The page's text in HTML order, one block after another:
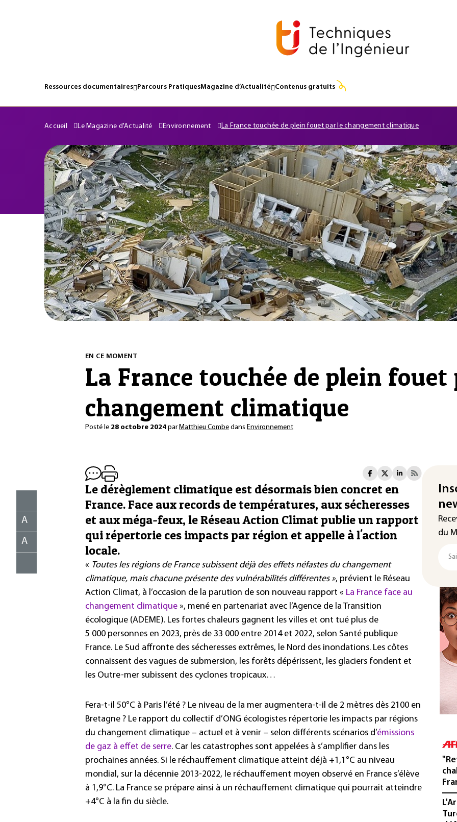
Ressources documentaires Parcours PratiquesMagazine d’Actualité Contenus gratuits
Accueil Le Magazine d'Actualité Environnement La France touchée de plein fouet par le changement climatique
EN CE MOMENT
La France touchée de plein fouet
changement climatique
Posté le 28 octobre 2024 par Matthieu Combe dans Environnement
A
A
Le dérèglement climatique est désormais bien concret en
France. Face aux records de températures, aux sécheresses
et aux méga-feux, le Réseau Action Climat publie un rapport
qui répertorie ces impacts par région et appelle à l'action
locale.
« Toutes les régions de France subissent déjà des effets néfastes du changement
climatique, mais chacune présente des vulnérabilités différentes », prévient le Réseau
Action Climat, à l’occasion de la parution de son nouveau rapport « La France face au
changement climatique », mené en partenariat avec l’Agence de la Transition
écologique (ADEME). Les fortes chaleurs gagnent les villes et ont tué plus de
5 000 personnes en 2023, près de 33 000 entre 2014 et 2022, selon Santé publique
France. Le Sud affronte des sécheresses extrêmes, le Nord des inondations. Les côtes
connaissent des vagues de submersion, les forêts dépérissent, les glaciers fondent et
les Outre-mer subissent des cyclones tropicaux…
Fera-t-il 50°C à Paris l’été ? Le niveau de la mer augmentera-t-il de 2 mètres dès 2100 en
Bretagne ? Le rapport du collectif d’ONG écologistes répertorie les impacts par régions
du changement climatique – actuel et à venir – selon différents scénarios d’émissions
de gaz à effet de serre. Car les catastrophes sont appelées à s’amplifier dans les
prochaines années. Si le réchauffement climatique atteint déjà +1,1°C au niveau
mondial, sur la décennie 2013-2022, le réchauffement moyen observé en France s’élève
à 1,9°C. La France se prépare ainsi à un réchauffement climatique qui pourrait atteindre
+4°C à la fin du siècle.
du